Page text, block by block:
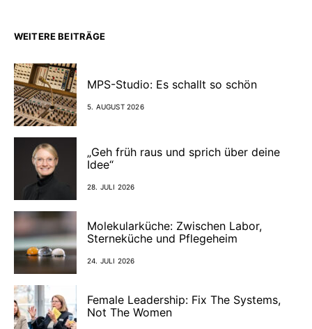
WEITERE BEITRÄGE
MPS-Studio: Es schallt so schön
5. AUGUST 2026
„Geh früh raus und sprich über deine
Idee“
28. JULI 2026
Molekularküche: Zwischen Labor,
Sterneküche und Pflegeheim
24. JULI 2026
Female Leadership: Fix The Systems,
Not The Women